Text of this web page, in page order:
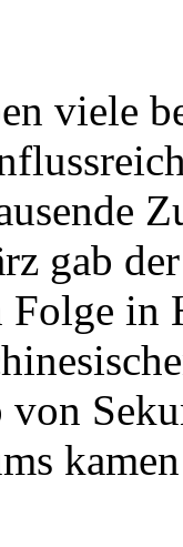
viele
gab
Folge in